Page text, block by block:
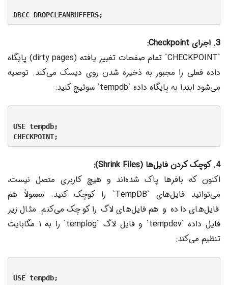
3. اجرای Checkpoint:
`CHECKPOINT` تمام صفحات تغییر یافته (dirty pages) پایگاه
داده فعلی را مجبور به ذخیره شدن روی دیسک می‌کند. توصیه
می‌شود ابتدا به پایگاه داده `tempdb` سوئیچ کنید:
USE tempdb;
4. کوچک کردن فایل‌ها (Shrink Files):
اکنون که بافرها پاک شده‌اند و هیچ کاربری متصل نیست،
می‌توانید فایل‌های `TempDB` را کوچک کنید. معمولاً هم
فایل‌های داده و هم فایل‌های لاگ را کوچک می‌کنم. مثال زیر
فایل داده `tempdev` و فایل لاگ `templog` را به ۱ مگابایت
تنظیم می‌کند:
USE tempdb;